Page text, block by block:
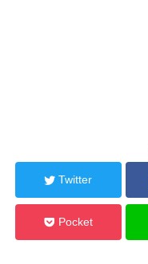
Twitter
Pocket